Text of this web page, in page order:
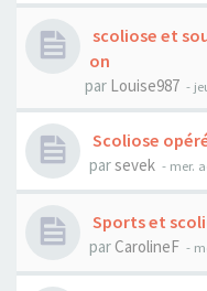
scoliose et
on
par Louise987 -
Scoliose
parsevek - mer.
Sports et
par CarolineF -